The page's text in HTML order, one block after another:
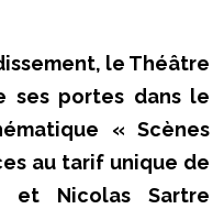
le Théâtre
ses portes dans le
« Scènes
au tarif unique de
et Nicolas Sartre